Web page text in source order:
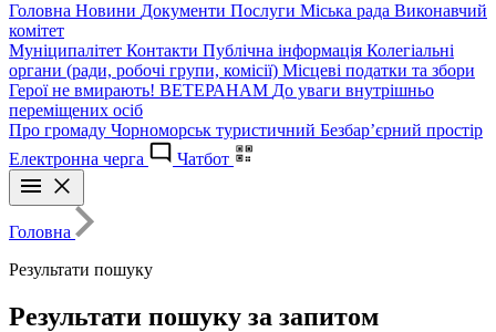
Головна Новини Документи Послуги Міська рада Виконавчий
комітет
Муніципалітет Контакти Публічна інформація Колегіальні
органи (ради, робочі групи, комісії) Місцеві податки та збори
Герої не вмирають! ВЕТЕРАНАМ До уваги внутрішньо
переміщених осіб
Про громаду Чорноморськ туристичний Безбар’єрний простір
Електронна черга
Чатбот
Головна
Результати пошуку
Результати пошуку за запитом